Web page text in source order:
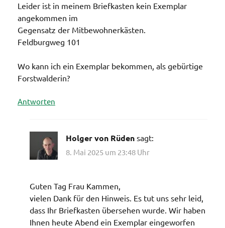
Leider ist in meinem Briefkasten kein Exemplar
angekommen im
Gegensatz der Mitbewohnerkästen.
Feldburgweg 101
Wo kann ich ein Exemplar bekommen, als gebürtige
Forstwalderin?
Antworten
Holger von Rüden sagt:
8. Mai 2025 um 23:48 Uhr
Guten Tag Frau Kammen,
vielen Dank für den Hinweis. Es tut uns sehr leid,
dass Ihr Briefkasten übersehen wurde. Wir haben
Ihnen heute Abend ein Exemplar eingeworfen